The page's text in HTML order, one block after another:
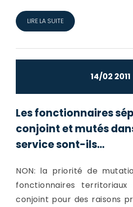
LIRE LA SUITE
14/02 2011
Les fonctionnaires
conjoint et mutés
service sont-ils...
NON: la priorité de
fonctionnaires
conjoint pour des raisons